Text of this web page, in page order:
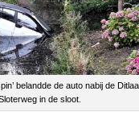
belandde de auto nabij de
in de sloot.